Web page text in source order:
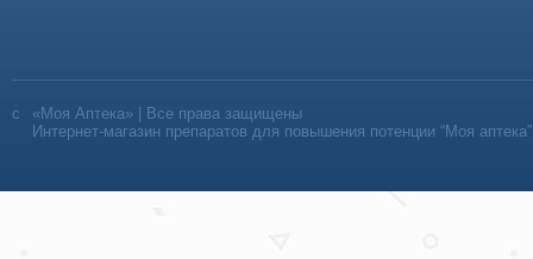
«Моя Аптека» | Все права защищены
Интернет-магазин препаратов для повышения потенции “Моя